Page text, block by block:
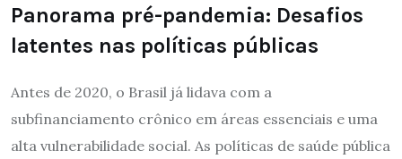
Panorama pré-pandemia: Desafios
latentes nas políticas públicas
Antes de 2020, o Brasil já lidava com a
subfinanciamento crônico em áreas essenciais e uma
alta vulnerabilidade social. As políticas de saúde pública